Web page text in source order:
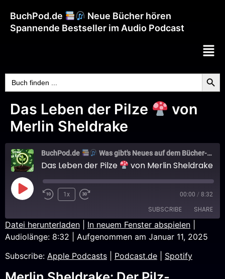
BuchPod.de
Neue Bücher hören
Spannende Bestseller im Audio Podcast
Search
for:
Das Leben der Pilze
von
Merlin Sheldrake
BuchPod.de Was gibt's Neues auf dem Bücher-Markt?
Das Leben der Pilze von Merlin Sheldrake
1x 00:00 / 8:32
SUBSCRIBE SHARE
Apple Podcasts Podcast.de
Spotify
RSS FEED
SHARE
LINK
Datei herunterladen In neuem Fenster abspielen
Audiolänge: 8:32
Aufgenommen am Januar 11, 2025
Subscribe: Apple Podcasts Podcast.de Spotify